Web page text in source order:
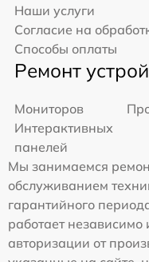
Наши услуги
Согласие на
Способы оплаты
Ремонт
Мониторов
Интерактивных
панелей
Мы занимаемся
обслуживанием
гарантийного
работает
авторизации от